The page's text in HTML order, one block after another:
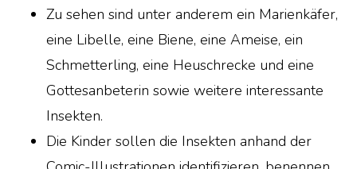
Zu sehen sind unter anderem ein Marienkäfer,
eine Libelle, eine Biene, eine Ameise, ein
Schmetterling, eine Heuschrecke und eine
Gottesanbeterin sowie weitere interessante
Insekten.
Die Kinder sollen die Insekten anhand der